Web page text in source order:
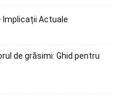
Implicații Actuale
de grăsimi: Ghid pentru